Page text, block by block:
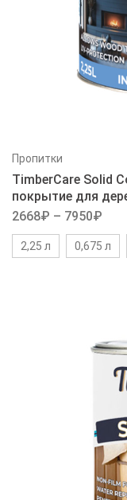
Пропитки
TimberCare Solid
покрытие для
2668₽ – 7950₽
2,25 л 0,675 л